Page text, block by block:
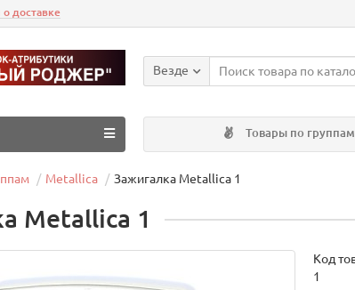
доставке
Везде
Товары по группам
Metallica Зажигалка Metallica 1
Metallica 1
Код
1